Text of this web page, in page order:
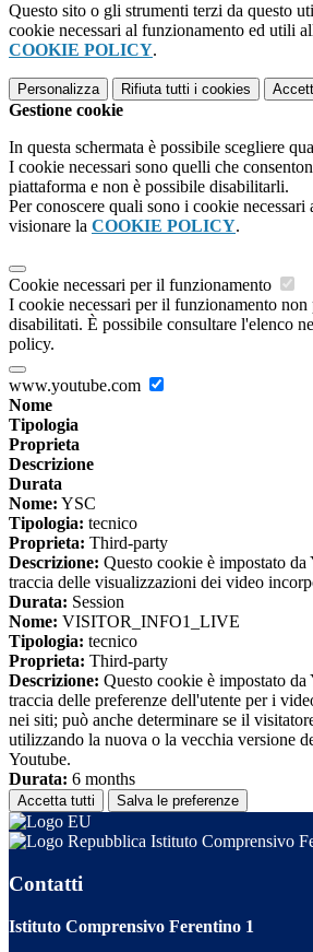
Questo sito o gli strumenti terzi da questo
cookie necessari al funzionamento ed utili
COOKIE POLICY.
Personalizza Rifiuta tutti i cookies
Gestione cookie
In questa schermata è possibile scegliere
I cookie necessari sono quelli che
piattaforma e non è possibile disabilitarli.
Per conoscere quali sono i cookie
visionare la COOKIE POLICY.
Cookie necessari per il funzionamento
I cookie necessari per il funzionamento non
disabilitati. È possibile consultare l'elenco
policy.
www.youtube.com
Nome
Tipologia
Proprieta
Descrizione
Durata
Nome: YSC
Tipologia: tecnico
Proprieta: Third-party
Descrizione: Questo cookie è impostato da
traccia delle visualizzazioni dei video
Durata: Session
Nome: VISITOR_INFO1_LIVE
Tipologia: tecnico
Proprieta: Third-party
Descrizione: Questo cookie è impostato da
traccia delle preferenze dell'utente per i
nei siti; può anche determinare se il
utilizzando la nuova o la vecchia versione
Youtube.
Durata: 6 months
Accetta tutti Salva le preferenze
Istituto Comprensivo
Contatti
Istituto Comprensivo Ferentino 1